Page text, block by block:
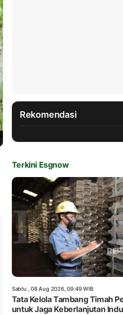
Rekomendasi
Terkini Esgnow
Sabtu , 08 Aug 2026, 09:49 WIB
Tata Kelola Tambang Timah
untuk Jaga Keberlanjutan